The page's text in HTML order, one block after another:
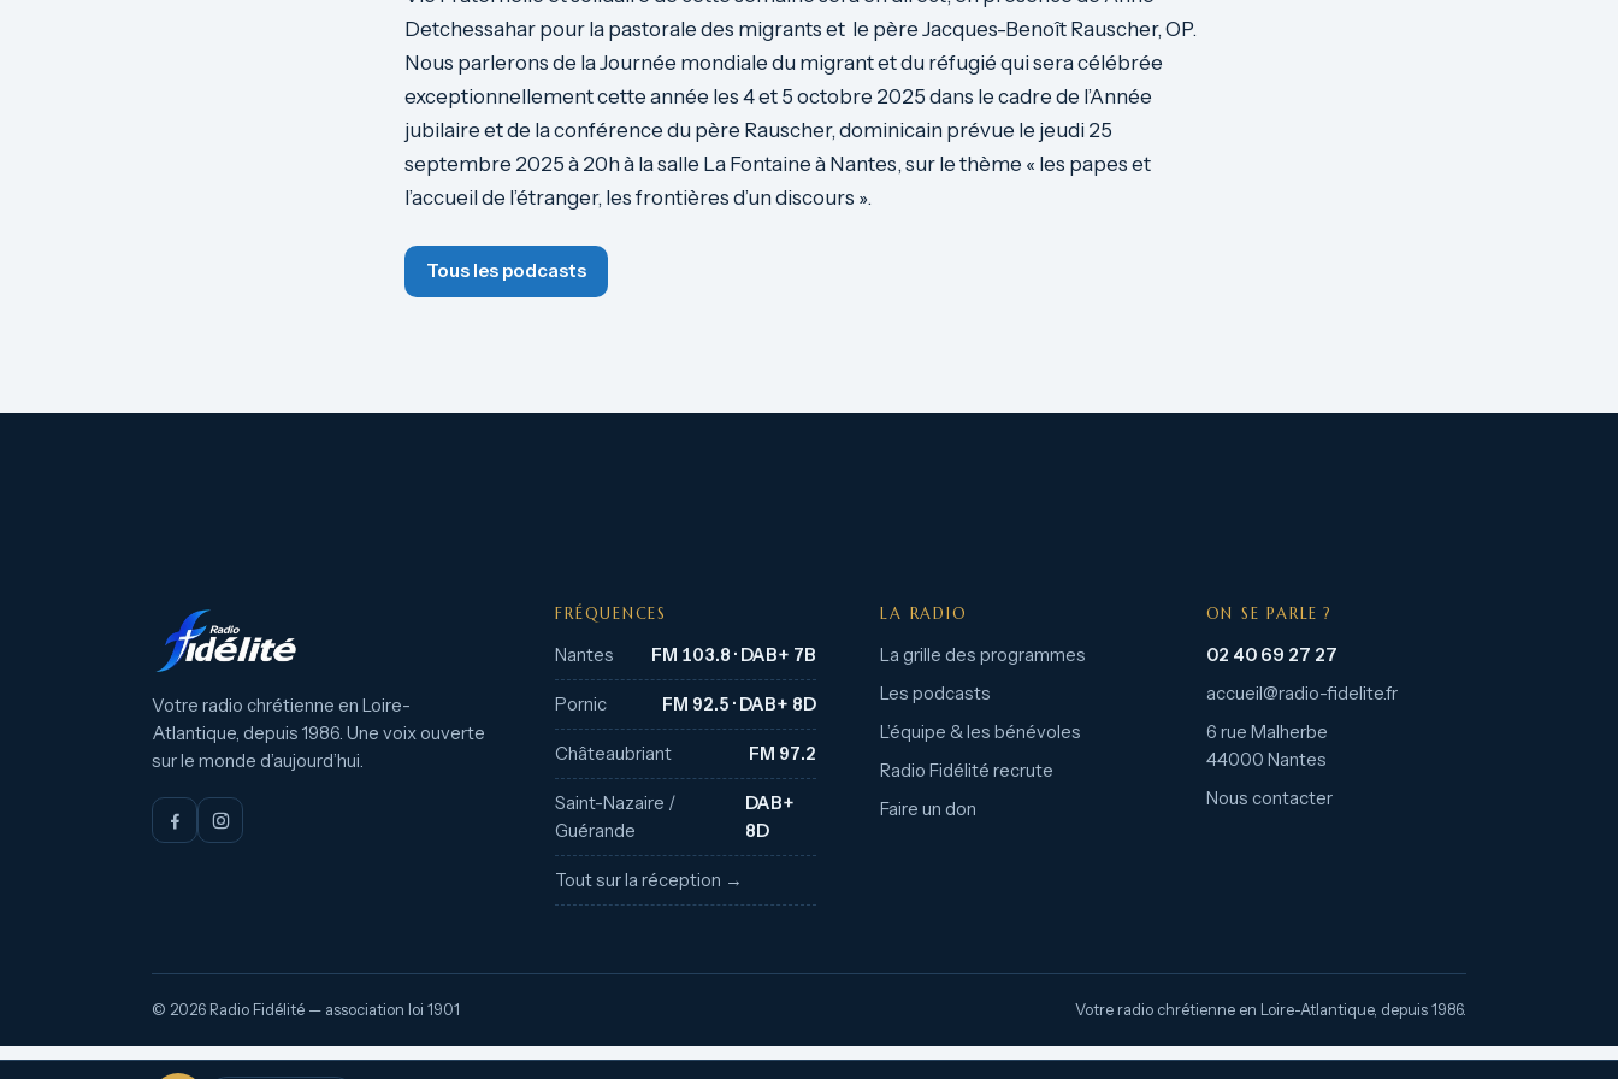
Detchessahar pour la pastorale des migrants et le père Jacques-Benoît Rauscher, OP.
Nous parlerons de la Journée mondiale du migrant et du réfugié qui sera célébrée
exceptionnellement cette année les 4 et 5 octobre 2025 dans le cadre de l’Année
jubilaire et de la conférence du père Rauscher, dominicain prévue le jeudi 25
septembre 2025 à 20h à la salle La Fontaine à Nantes, sur le thème « les papes et
l’accueil de l’étranger, les frontières d’un discours ».
Tous les podcasts
Votre radio chrétienne en Loire-
Atlantique, depuis 1986. Une voix ouverte
sur le monde d’aujourd’hui.
FRÉQUENCES
Nantes FM 103.8 · DAB+ 7B
Pornic FM 92.5 · DAB+ 8D
Châteaubriant FM 97.2
Saint-Nazaire /
Guérande
DAB+
8D
Tout sur la réception →
LA RADIO
La grille des programmes
Les podcasts
L’équipe & les bénévoles
Radio Fidélité recrute
Faire un don
ON SE PARLE ?
02 40 69 27 27
accueil@radio-fidelite.fr
6 rue Malherbe
44000 Nantes
Nous contacter
© 2026 Radio Fidélité — association loi 1901 Votre radio chrétienne en Loire-Atlantique, depuis 1986.